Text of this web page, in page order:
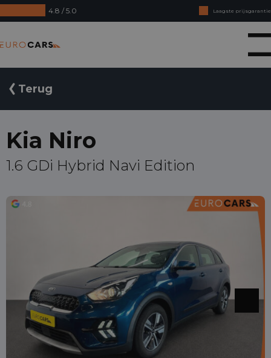
4.8 / 5.0
Laagste prijsgarantie
Online kopen, niet goed geld terug
Financial lease - Soepele acceptatie
Terug
Kia Niro
1.6 GDi Hybrid Navi Edition